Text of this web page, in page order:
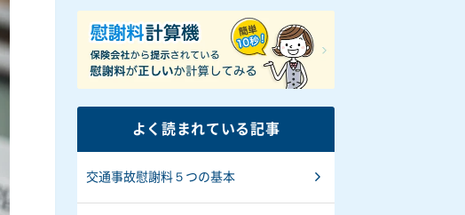
よく読まれている記事
交通事故慰謝料５つの基本